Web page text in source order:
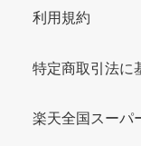
利用規約
特定商取引法に
楽天全国スーパ